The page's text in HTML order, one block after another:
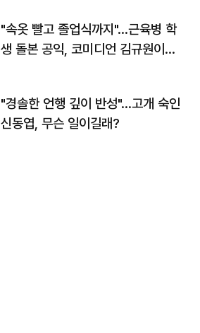
"속옷 빨고 졸업식까지"…근육병 학
생 돌본 공익, 코미디언 김규원이었
"경솔한 언행 깊이 반성"…고개 숙인
신동엽, 무슨 일이길래?